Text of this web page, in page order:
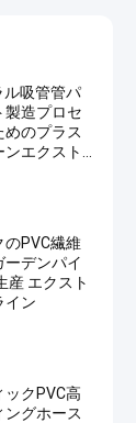
ル吸管管パ
製造プロセ
めのプラス
エクスト
の管の押出
のPVC繊維
デンパイ
産 エクスト
イン
の管の押出
ックPVC高
ングホース